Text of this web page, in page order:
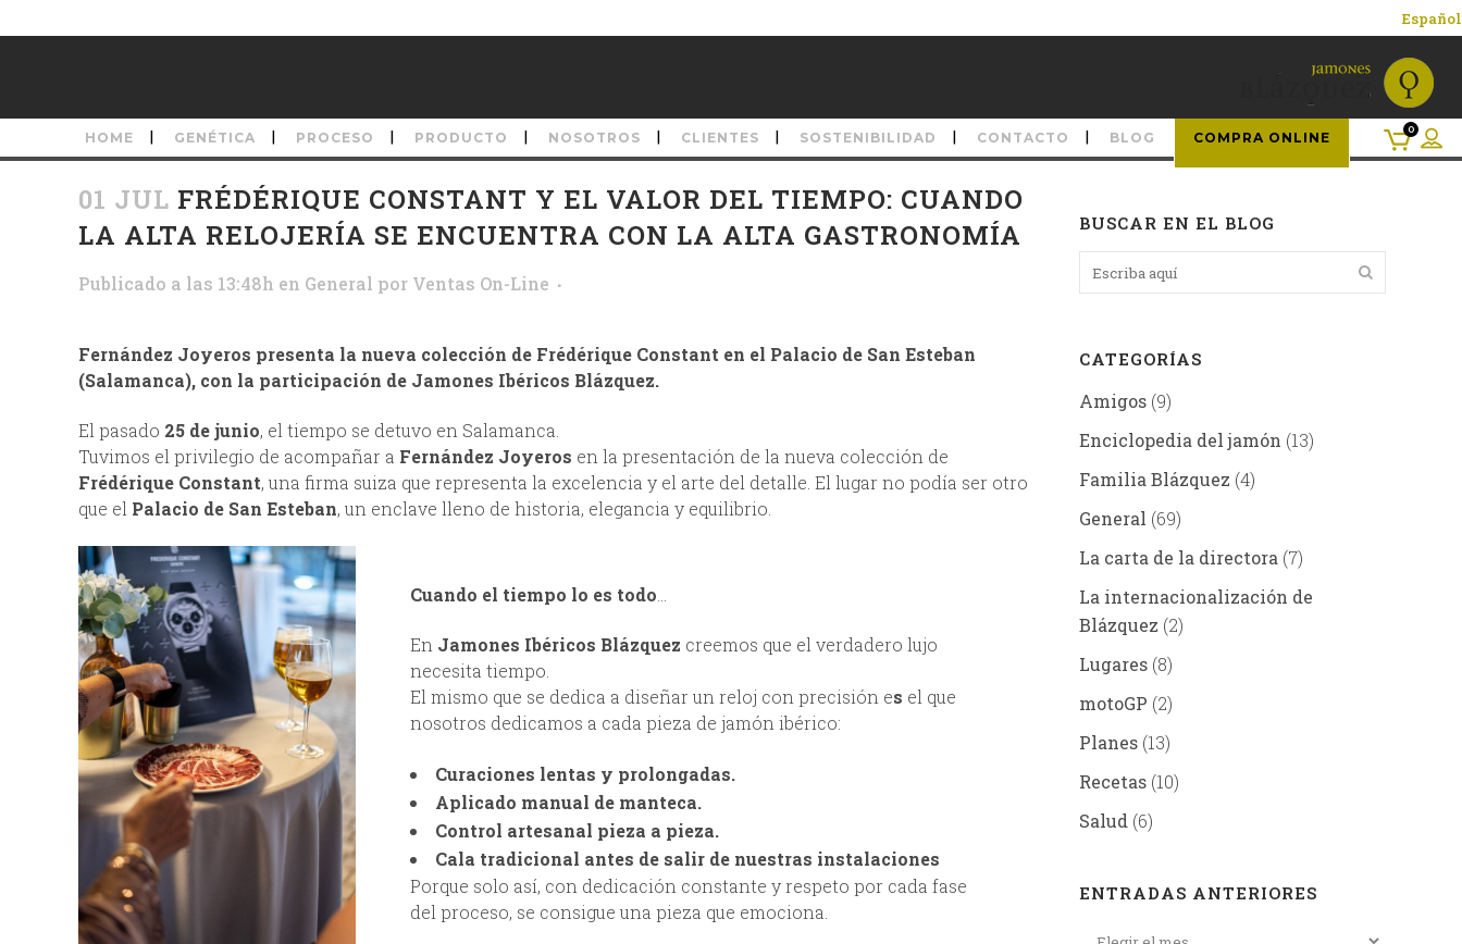
Español
HOME GENÉTICA PROCESO PRODUCTO NOSOTROS CLIENTES SOSTENIBILIDAD CONTACTO BLOG COMPRA ONLINE
0
01 JUL FRÉDÉRIQUE CONSTANT Y EL VALOR DEL TIEMPO: CUANDO
LA ALTA RELOJERÍA SE ENCUENTRA CON LA ALTA GASTRONOMÍA
Publicado a las 13:48h en General por Ventas On-Line
Fernández Joyeros presenta la nueva colección de Frédérique Constant en el Palacio de San Esteban
(Salamanca), con la participación de Jamones Ibéricos Blázquez.
El pasado 25 de junio, el tiempo se detuvo en Salamanca.
Tuvimos el privilegio de acompañar a Fernández Joyeros en la presentación de la nueva colección de
Frédérique Constant, una firma suiza que representa la excelencia y el arte del detalle. El lugar no podía ser otro
que el Palacio de San Esteban, un enclave lleno de historia, elegancia y equilibrio.
Cuando el tiempo lo es todo
En Jamones Ibéricos Blázquez creemos que el verdadero lujo
necesita tiempo.
El mismo que se dedica a diseñar un reloj con precisión es el que
nosotros dedicamos a cada pieza de jamón ibérico:
Curaciones lentas y prolongadas.
Aplicado manual de manteca.
Control artesanal pieza a pieza.
Cala tradicional antes de salir de nuestras instalaciones
Porque solo así, con dedicación constante y respeto por cada fase
del proceso, se consigue una pieza que emociona.
BUSCAR EN EL BLOG
CATEGORÍAS
Amigos (9)
Enciclopedia del jamón (13)
Familia Blázquez (4)
General (69)
La carta de la directora (7)
La internacionalización de
Blázquez (2)
Lugares (8)
motoGP (2)
Planes (13)
Recetas (10)
Salud (6)
ENTRADAS ANTERIORES